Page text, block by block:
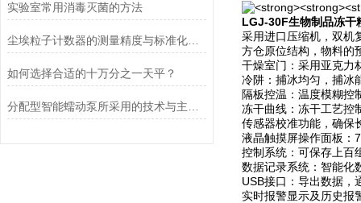
实验室常用消毒灭菌的方法
尘埃粒子计数器的测量精度与标准化方法
如何选择合适的十万分之一天平？
LGJ-30F生物制品冻干
采用进口压缩机，双机
方仓原位结构，物料的
干燥室门：采用亚克力
冷阱：捕冰均匀，捕冰
隔板控温：温度模糊控
冻干曲线：冻干工艺控
传感器校准功能，确保
液晶触摸屏操作面板：
控制系统：可保存上百
数据记录系统：智能化
USB接口：导出数据，
实时报警显示及历史报